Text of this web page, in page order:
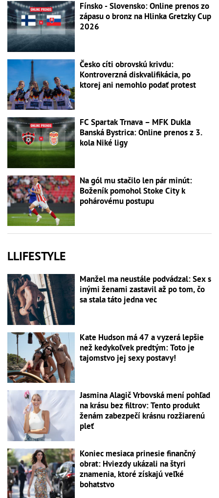
Fínsko - Slovensko: Online prenos zo
zápasu o bronz na Hlinka Gretzky Cup
2026
Česko cíti obrovskú krivdu:
Kontroverzná diskvalifikácia, po
ktorej ani nemohlo podať protest
FC Spartak Trnava – MFK Dukla
Banská Bystrica: Online prenos z 3.
kola Niké ligy
Na gól mu stačilo len pár minút:
Boženík pomohol Stoke City k
pohárovému postupu
LLIFESTYLE
Manžel ma neustále podvádzal: Sex s
inými ženami zastavil až po tom, čo
sa stala táto jedna vec
Kate Hudson má 47 a vyzerá lepšie
než kedykoľvek predtým: Toto je
tajomstvo jej sexy postavy!
Jasmina Alagič Vrbovská mení pohľad
na krásu bez filtrov: Tento produkt
ženám zabezpečí krásnu rozžiarenú
pleť
Koniec mesiaca prinesie finančný
obrat: Hviezdy ukázali na štyri
znamenia, ktoré získajú veľké
bohatstvo